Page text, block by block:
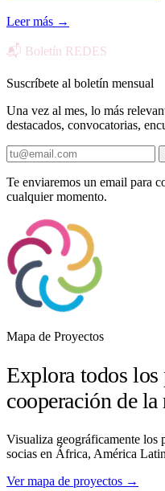
Leer más →
📬 Boletín REDES
Suscríbete al boletín mensual
Una vez al mes, lo más
destacados, convocatorias,
Te enviaremos un email para
cualquier momento.
Mapa de Proyectos
Explora todos los
cooperación de la
Visualiza geográficamente los
socias en África, América
Ver mapa de proyectos →